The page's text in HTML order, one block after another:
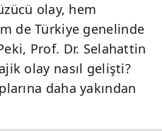
olay, hem
de Türkiye genelinde
Prof. Dr. Selahattin
olay nasıl gelişti?
daha yakından